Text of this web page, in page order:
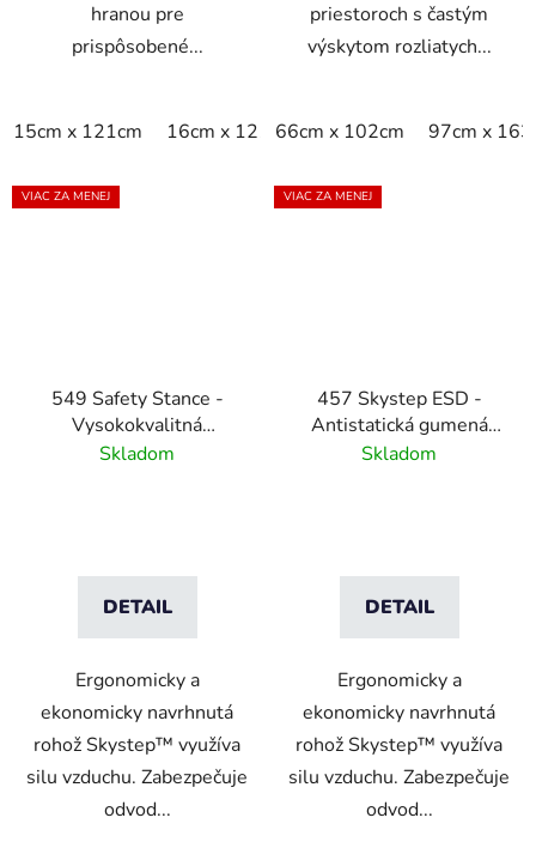
hranou pre
prispôsobené...
15cm x 121cm 16cm x 121cm
priestoroch s častým
výskytom rozliatych...
66cm x 102cm 97cm x
VIAC ZA MENEJ
549 Safety Stance -
Vysokokvalitná
protiúnavová nitrilová
Skladom
DETAIL
Ergonomicky a
ekonomicky navrhnutá
rohož Skystep™ využíva
silu vzduchu. Zabezpečuje
odvod...
VIAC ZA MENEJ
457 Skystep ESD -
Antistatická gumená
rohož s tvarovanými
Skladom
DETAIL
Ergonomicky a
ekonomicky navrhnutá
rohož Skystep™ využíva
silu vzduchu. Zabezpečuje
odvod...